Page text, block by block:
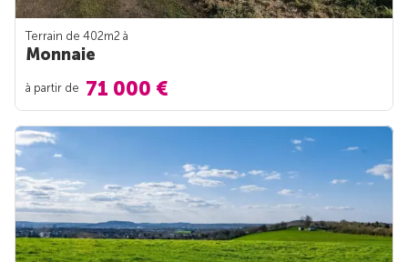
Terrain de 402m2 à
Monnaie
à partir de 71 000 €